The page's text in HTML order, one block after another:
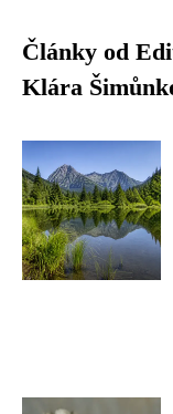
Články od
Klára